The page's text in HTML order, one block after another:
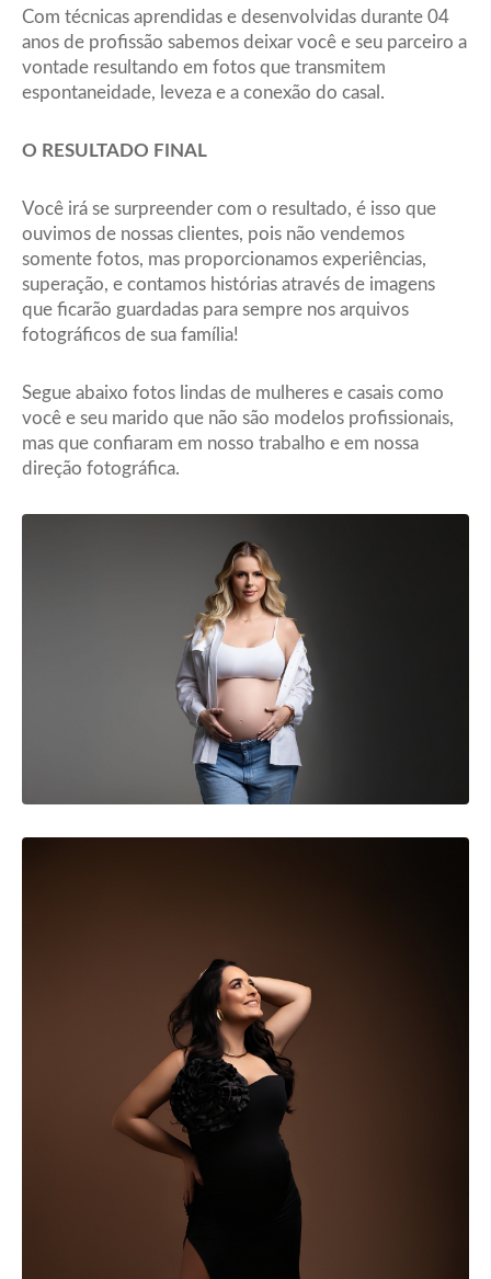
Com técnicas aprendidas e desenvolvidas durante 04
anos de profissão sabemos deixar você e seu parceiro a
vontade resultando em fotos que transmitem
espontaneidade, leveza e a conexão do casal.
O RESULTADO FINAL
Você irá se surpreender com o resultado, é isso que
ouvimos de nossas clientes, pois não vendemos
somente fotos, mas proporcionamos experiências,
superação, e contamos histórias através de imagens
que ficarão guardadas para sempre nos arquivos
fotográficos de sua família!
Segue abaixo fotos lindas de mulheres e casais como
você e seu marido que não são modelos profissionais,
mas que confiaram em nosso trabalho e em nossa
direção fotográfica.